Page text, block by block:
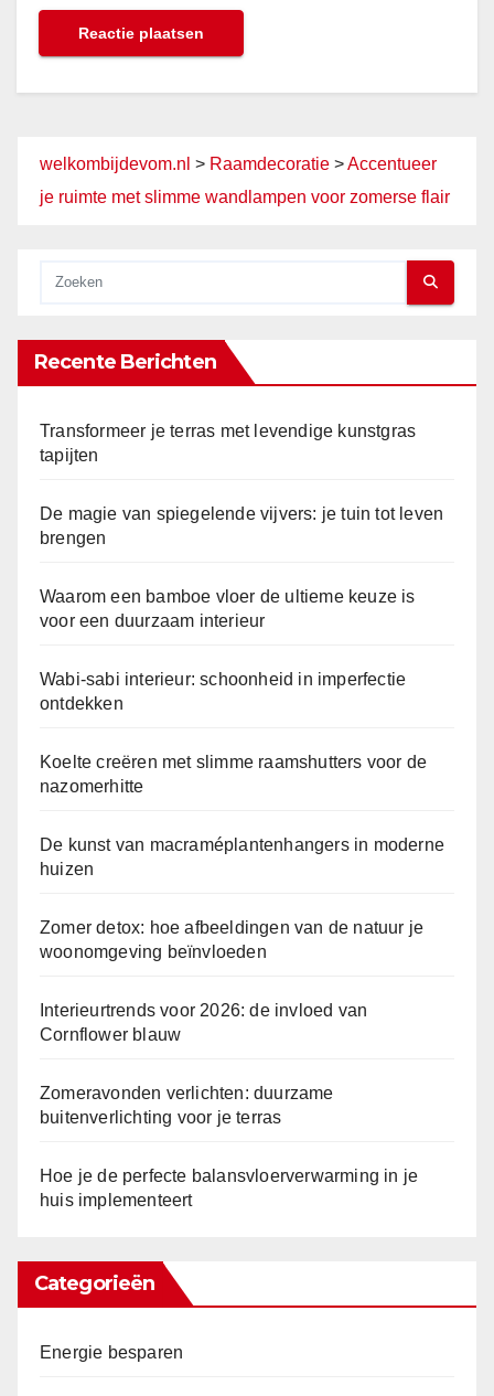
welkombijdevom.nl > Raamdecoratie >Accentueer
je ruimte met slimme wandlampen voor zomerse flair
Recente Berichten
Transformeer je terras met levendige kunstgras
tapijten
De magie van spiegelende vijvers: je tuin tot leven
brengen
Waarom een bamboe vloer de ultieme keuze is
voor een duurzaam interieur
Wabi-sabi interieur: schoonheid in imperfectie
ontdekken
Koelte creëren met slimme raamshutters voor de
nazomerhitte
De kunst van macraméplantenhangers in moderne
huizen
Zomer detox: hoe afbeeldingen van de natuur je
woonomgeving beïnvloeden
Interieurtrends voor 2026: de invloed van
Cornflower blauw
Zomeravonden verlichten: duurzame
buitenverlichting voor je terras
Hoe je de perfecte balansvloerverwarming in je
huis implementeert
Categorieën
Energie besparen